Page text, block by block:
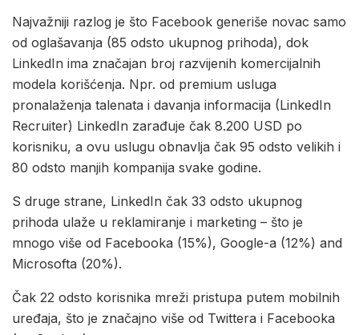
Najvažniji razlog je što Facebook generiše novac samo
od oglašavanja (85 odsto ukupnog prihoda), dok
LinkedIn ima značajan broj razvijenih komercijalnih
modela korišćenja. Npr. od premium usluga
pronalaženja talenata i davanja informacija (LinkedIn
Recruiter) LinkedIn zarađuje čak 8.200 USD po
korisniku, a ovu uslugu obnavlja čak 95 odsto velikih i
80 odsto manjih kompanija svake godine.
S druge strane, LinkedIn čak 33 odsto ukupnog
prihoda ulaže u reklamiranje i marketing – što je
mnogo više od Facebooka (15%), Google-a (12%) and
Microsofta (20%).
Čak 22 odsto korisnika mreži pristupa putem mobilnih
uređaja, što je značajno više od Twittera i Facebooka